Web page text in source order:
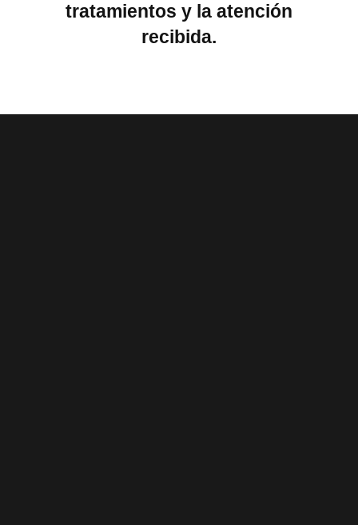
tratamientos y la atención
recibida.